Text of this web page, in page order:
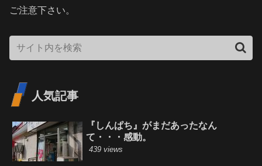
ご注意下さい。
人気記事
『しんぱち』がまだあったなん
て・・・感動。
439 views